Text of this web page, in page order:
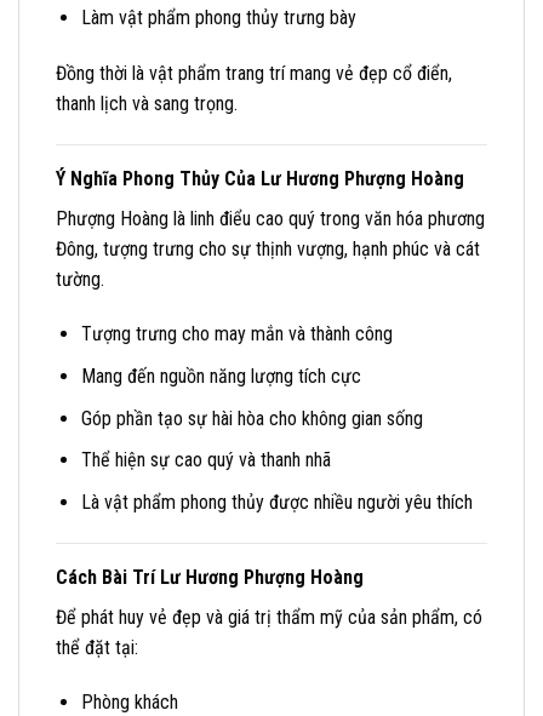
Làm vật phẩm phong thủy trưng bày
Đồng thời là vật phẩm trang trí mang vẻ đẹp cổ điển,
thanh lịch và sang trọng.
Ý Nghĩa Phong Thủy Của Lư Hương Phượng Hoàng
Phượng Hoàng là linh điểu cao quý trong văn hóa phương
Đông, tượng trưng cho sự thịnh vượng, hạnh phúc và cát
tường.
Tượng trưng cho may mắn và thành công
Mang đến nguồn năng lượng tích cực
Góp phần tạo sự hài hòa cho không gian sống
Thể hiện sự cao quý và thanh nhã
Là vật phẩm phong thủy được nhiều người yêu thích
Cách Bài Trí Lư Hương Phượng Hoàng
Để phát huy vẻ đẹp và giá trị thẩm mỹ của sản phẩm, có
thể đặt tại:
Phòng khách